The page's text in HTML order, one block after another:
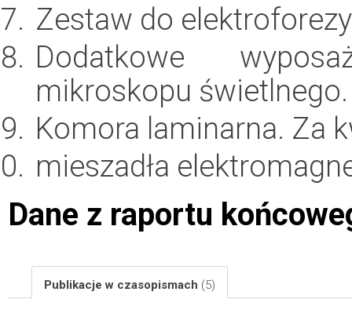
Zestaw do
Dodatkowe
mikroskopu
Komora laminarna. Za
mieszadła
Dane z raportu
Publikacje w czasopismach (5)